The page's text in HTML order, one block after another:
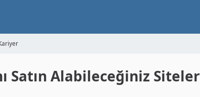
Satın Alabileceğiniz Siteler